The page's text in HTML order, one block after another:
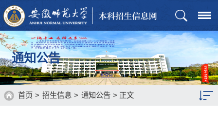
通知公告
首页 > 招生信息 > 通知公告 > 正文